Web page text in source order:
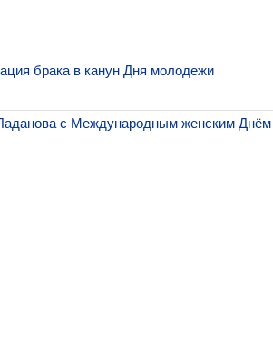
брака в канун Дня молодежи
с Международным женским Днём